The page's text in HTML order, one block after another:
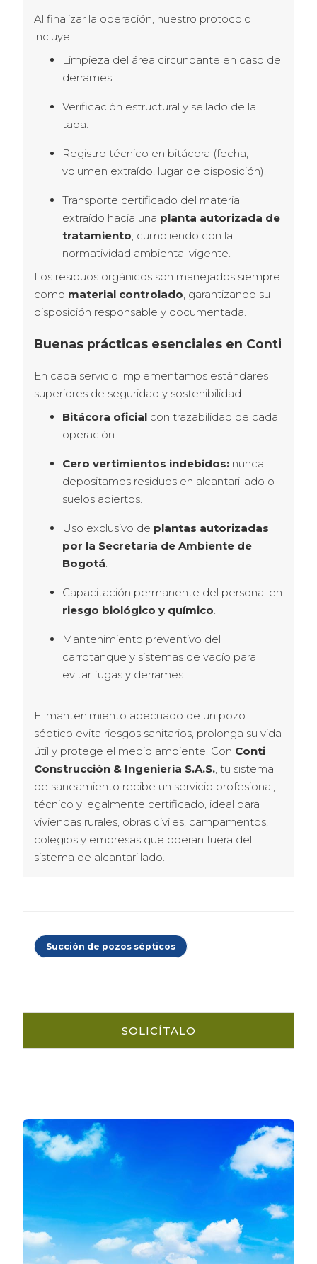
Al finalizar la operación, nuestro protocolo
incluye:
Limpieza del área circundante en caso de
derrames.
Verificación estructural y sellado de la
tapa.
Registro técnico en bitácora (fecha,
volumen extraído, lugar de disposición).
Transporte certificado del material
extraído hacia una planta autorizada de
tratamiento, cumpliendo con la
normatividad ambiental vigente.
Los residuos orgánicos son manejados siempre
como material controlado, garantizando su
disposición responsable y documentada.
Buenas prácticas esenciales en Conti
En cada servicio implementamos estándares
superiores de seguridad y sostenibilidad:
Bitácora oficial con trazabilidad de cada
operación.
Cero vertimientos indebidos: nunca
depositamos residuos en alcantarillado o
suelos abiertos.
Uso exclusivo de plantas autorizadas
por la Secretaría de Ambiente de
Bogotá.
Capacitación permanente del personal en
riesgo biológico y químico.
Mantenimiento preventivo del
carrotanque y sistemas de vacío para
evitar fugas y derrames.
El mantenimiento adecuado de un pozo
séptico evita riesgos sanitarios, prolonga su vida
útil y protege el medio ambiente. Con Conti
Construcción & Ingeniería S.A.S., tu sistema
de saneamiento recibe un servicio profesional,
técnico y legalmente certificado, ideal para
viviendas rurales, obras civiles, campamentos,
colegios y empresas que operan fuera del
sistema de alcantarillado.
Succión de pozos sépticos
SOLICÍTALO